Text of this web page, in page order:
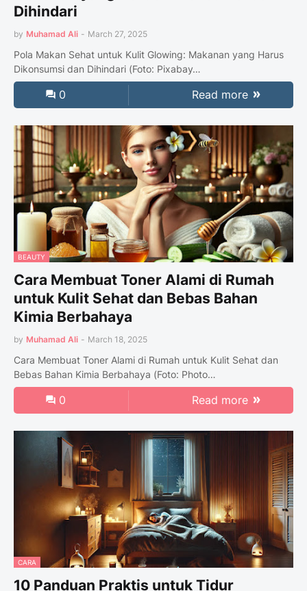
Dihindari
by Muhamad Ali - March 27, 2025
Pola Makan Sehat untuk Kulit Glowing: Makanan yang Harus
Dikonsumsi dan Dihindari (Foto: Pixabay…
0 Read more
BEAUTY
Cara Membuat Toner Alami di Rumah
untuk Kulit Sehat dan Bebas Bahan
Kimia Berbahaya
by Muhamad Ali - March 18, 2025
Cara Membuat Toner Alami di Rumah untuk Kulit Sehat dan
Bebas Bahan Kimia Berbahaya (Foto: Photo…
0 Read more
CARA
10 Panduan Praktis untuk Tidur